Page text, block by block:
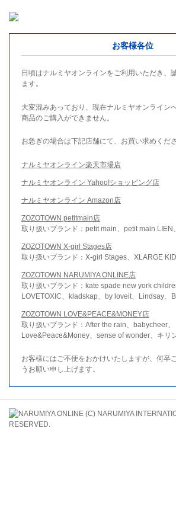
お客様各位
日頃はナルミヤオンラインをご利用いただき、
ます。
大変混みあっており、現在ナルミヤオンライン
商品のご購入ができません。
お急ぎの場合は下記店舗にて、お買い求めくださ
ナルミヤオンライン楽天市場店
ナルミヤオンライン Yahoo!ショッピング店
ナルミヤオンライン Amazon店
ZOZOTOWN petitmain店
取り扱いブランド：petit main、petit main LIEN
ZOZOTOWN X-girl Stages店
取り扱いブランド：X-girl Stages、XLARGE
ZOZOTOWN NARUMIYA ONLINE店
取り扱いブランド：kate spade new york
LOVETOXIC、kladskap、by loveit、Lindsay、
ZOZOTOWN LOVE&PEACE&MONEY店
取り扱いブランド：After the rain、babycheer、
Love&Peace&Money、sense of wonder、キリ
お客様にはご不便をおかけいたしますが、何卒
うお願い申し上げます。